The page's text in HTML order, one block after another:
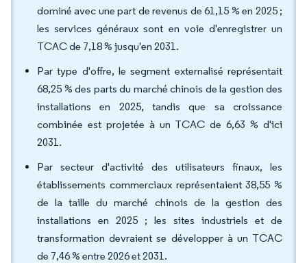
dominé avec une part de revenus de 61,15 % en 2025 ;
les services généraux sont en voie d'enregistrer un
TCAC de 7,18 % jusqu'en 2031.
Par type d'offre, le segment externalisé représentait
68,25 % des parts du marché chinois de la gestion des
installations en 2025, tandis que sa croissance
combinée est projetée à un TCAC de 6,63 % d'ici
2031.
Par secteur d'activité des utilisateurs finaux, les
établissements commerciaux représentaient 38,55 %
de la taille du marché chinois de la gestion des
installations en 2025 ; les sites industriels et de
transformation devraient se développer à un TCAC
de 7,46 % entre 2026 et 2031.